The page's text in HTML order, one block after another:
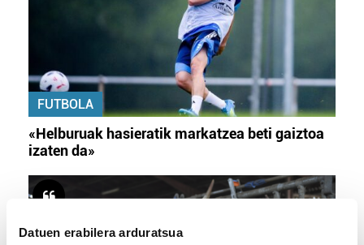
Datuen erabilera arduratsua
FUTBOLA
«Helburuak hasieratik markatzea beti gaiztoa
izaten da»